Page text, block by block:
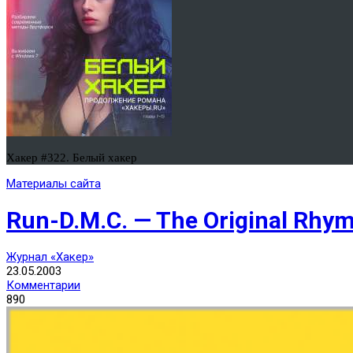
Хакер #322. Белый хакер
Материалы сайта
Run-D.M.C. — The Original
Журнал «Хакер»
23.05.2003
Комментарии
890